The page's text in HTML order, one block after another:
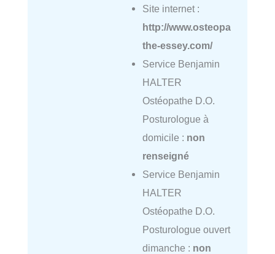
Site internet :
http://www.osteopa
the-essey.com/
Service Benjamin
HALTER
Ostéopathe D.O.
Posturologue à
domicile : non
renseigné
Service Benjamin
HALTER
Ostéopathe D.O.
Posturologue ouvert
dimanche : non